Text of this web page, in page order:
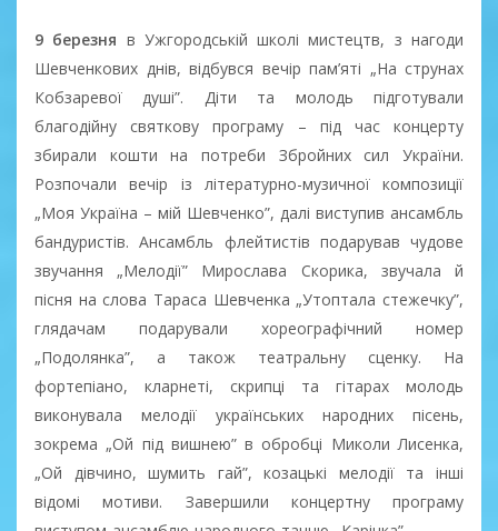
9 березня в Ужгородській школі мистецтв, з нагоди
Шевченкових днів, відбувся вечір пам’яті „На струнах
Кобзаревої душі”. Діти та молодь підготували
благодійну святкову програму – під час концерту
збирали кошти на потреби Збройних сил України.
Розпочали вечір із літературно-музичної композиції
„Моя Україна – мій Шевченко”, далі виступив ансамбль
бандуристів. Ансамбль флейтистів подарував чудове
звучання „Мелодії” Мирослава Скорика, звучала й
пісня на слова Тараса Шевченка „Утоптала стежечку”,
глядачам подарували хореографічний номер
„Подолянка”, а також театральну сценку. На
фортепіано, кларнеті, скрипці та гітарах молодь
виконувала мелодії українських народних пісень,
зокрема „Ой під вишнею” в обробці Миколи Лисенка,
„Ой дівчино, шумить гай”, козацькі мелодії та інші
відомі мотиви. Завершили концертну програму